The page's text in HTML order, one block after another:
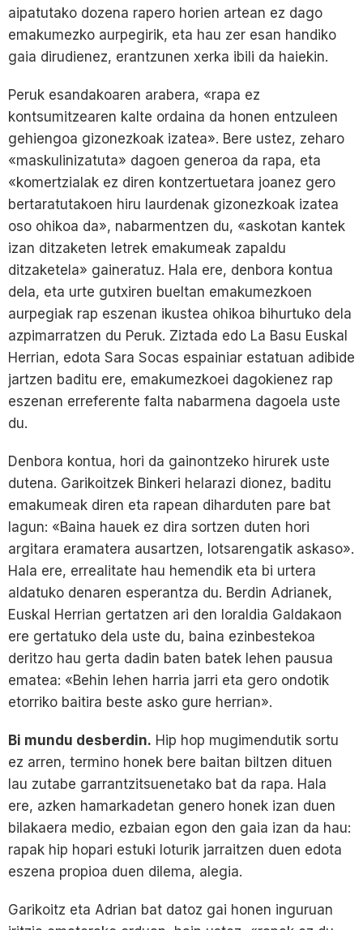
aipatutako dozena rapero horien artean ez dago
emakumezko aurpegirik, eta hau zer esan handiko
gaia dirudienez, erantzunen xerka ibili da haiekin.
Peruk esandakoaren arabera, «rapa ez
kontsumitzearen kalte ordaina da honen entzuleen
gehiengoa gizonezkoak izatea». Bere ustez, zeharo
«maskulinizatuta» dagoen generoa da rapa, eta
«komertzialak ez diren kontzertuetara joanez gero
bertaratutakoen hiru laurdenak gizonezkoak izatea
oso ohikoa da», nabarmentzen du, «askotan kantek
izan ditzaketen letrek emakumeak zapaldu
ditzaketela» gaineratuz. Hala ere, denbora kontua
dela, eta urte gutxiren bueltan emakumezkoen
aurpegiak rap eszenan ikustea ohikoa bihurtuko dela
azpimarratzen du Peruk. Ziztada edo La Basu Euskal
Herrian, edota Sara Socas espainiar estatuan adibide
jartzen baditu ere, emakumezkoei dagokienez rap
eszenan erreferente falta nabarmena dagoela uste
du.
Denbora kontua, hori da gainontzeko hirurek uste
dutena. Garikoitzek Binkeri helarazi dionez, baditu
emakumeak diren eta rapean diharduten pare bat
lagun: «Baina hauek ez dira sortzen duten hori
argitara eramatera ausartzen, lotsarengatik askaso».
Hala ere, errealitate hau hemendik eta bi urtera
aldatuko denaren esperantza du. Berdin Adrianek,
Euskal Herrian gertatzen ari den loraldia Galdakaon
ere gertatuko dela uste du, baina ezinbestekoa
deritzo hau gerta dadin baten batek lehen pausua
ematea: «Behin lehen harria jarri eta gero ondotik
etorriko baitira beste asko gure herrian».
Bi mundu desberdin. Hip hop mugimendutik sortu
ez arren, termino honek bere baitan biltzen dituen
lau zutabe garrantzitsuenetako bat da rapa. Hala
ere, azken hamarkadetan genero honek izan duen
bilakaera medio, ezbaian egon den gaia izan da hau:
rapak hip hopari estuki loturik jarraitzen duen edota
eszena propioa duen dilema, alegia.
Garikoitz eta Adrian bat datoz gai honen inguruan